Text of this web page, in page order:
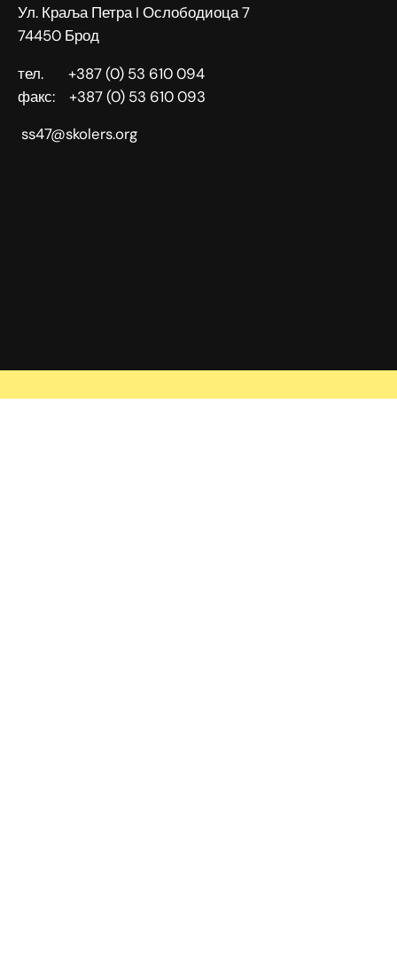
Ул. Краља Петра I Ослободиоца 7
74450 Брод
тел. +387 (0) 53 610 094
факс: +387 (0) 53 610 093
ss47@skolers.org